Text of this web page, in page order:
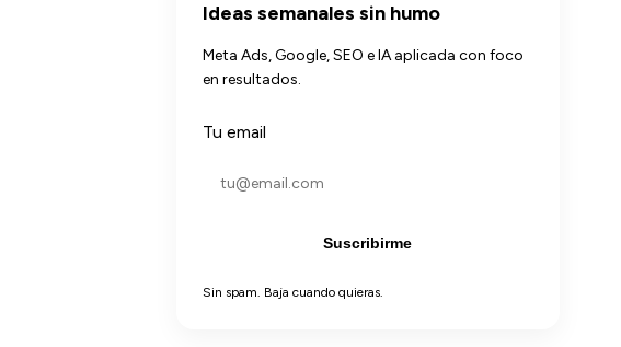
Ideas semanales sin humo
Meta Ads, Google, SEO e IA aplicada con foco
en resultados.
Tu email
Suscribirme
Sin spam. Baja cuando quieras.